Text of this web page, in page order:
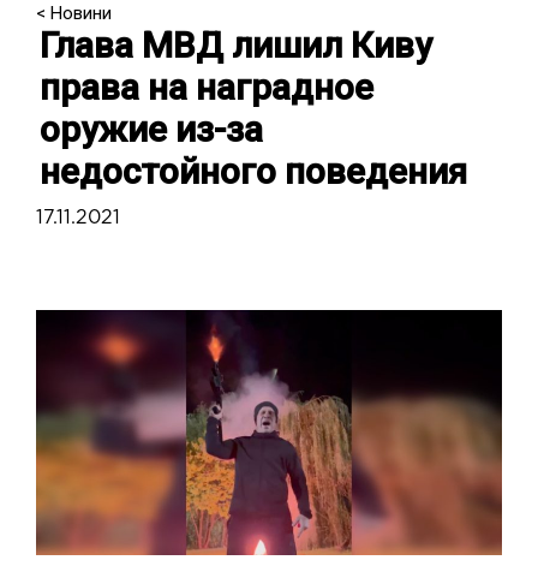
< Новини
Глава МВД лишил Киву
права на наградное
оружие из-за
недостойного поведения
17.11.2021